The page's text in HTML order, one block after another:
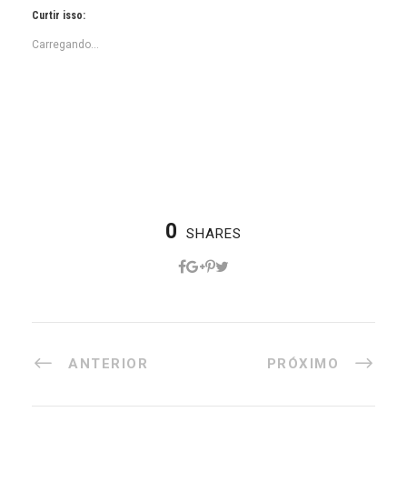
Curtir isso:
Carregando...
0 SHARES
ANTERIOR PRÓXIMO